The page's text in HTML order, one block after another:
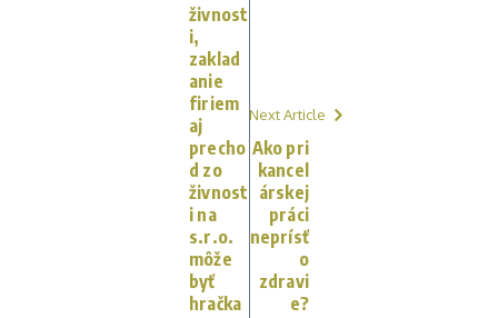
živnost
i,
zaklad
anie
firiem
aj
precho
d zo
živnost
i na
s.r.o.
môže
byť
hračka
Next Article
Ako pri
kancel
árskej
práci
neprísť
o
zdravi
e?